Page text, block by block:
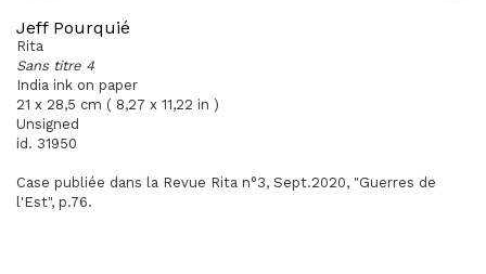
Jeff Pourquié
Rita
Sans titre 4
India ink on paper
21 x 28,5 cm ( 8,27 x 11,22 in )
Unsigned
id. 31950
Case publiée dans la Revue Rita n°3, Sept.2020, "Guerres de
l'Est", p.76.